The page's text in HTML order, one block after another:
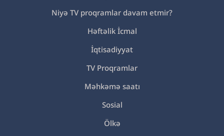
Niyə TV proqramlar davam etmir?
Həftəlik İcmal
İqtisadiyyat
TV Proqramlar
Məhkəmə saatı
Sosial
Ölkə